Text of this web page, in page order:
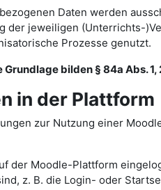
Daten werden
der jeweiligen (Unterrichts-
Prozesse genutzt.
bilden § 84a Abs.
in der Plattform
zur Nutzung einer
der Moodle-Plattform
z. B. die Login- oder